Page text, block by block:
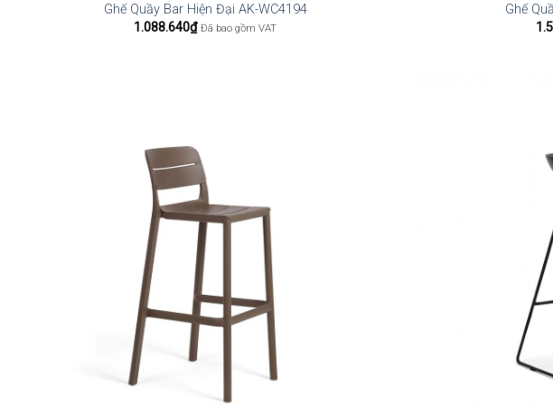
Ghế Quầy Bar Hiện Đại AK-WC4194
1.088.640₫ Đã bao gồm VAT
Ghế